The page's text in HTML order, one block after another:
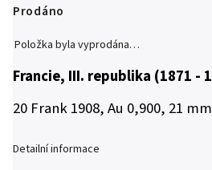
Prodáno
Položka byla vyprodána…
Francie, III. republika (1871 -
20 Frank 1908, Au 0,900, 21
Detailní informace